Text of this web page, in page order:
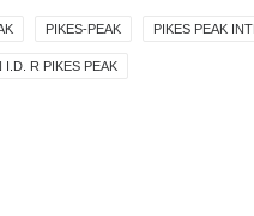
PIKES-PEAK PIKES PEAK
I.D. R PIKES PEAK